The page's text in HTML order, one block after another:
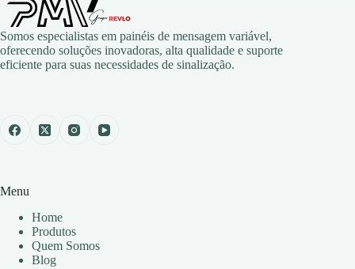
Somos especialistas em painéis de mensagem variável,
oferecendo soluções inovadoras, alta qualidade e suporte
eficiente para suas necessidades de sinalização.
Menu
Home
Produtos
Quem Somos
Blog